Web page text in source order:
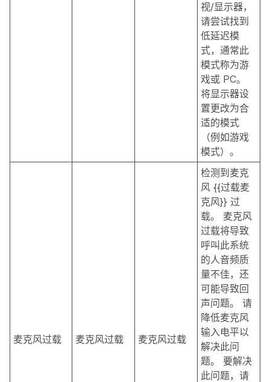
视/显示器，
请尝试找到
低延迟模
式，通常此
模式称为游
戏或 PC。
将显示器设
置更改为合
适的模式
（例如游戏
模式）。
麦克风过载 麦克风过载 麦克风过载
检测到麦克
风 {{过载麦
克风}} 过
载。 麦克风
过载将导致
呼叫此系统
的人音频质
量不佳，还
可能导致回
声问题。 请
降低麦克风
输入电平以
解决此问
题。 要解决
此问题，请